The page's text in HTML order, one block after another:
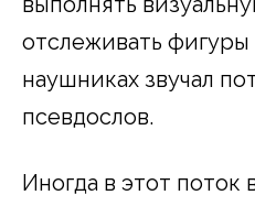
отслеживать фигуры
наушниках звучал
псевдослов.
Иногда в этот поток